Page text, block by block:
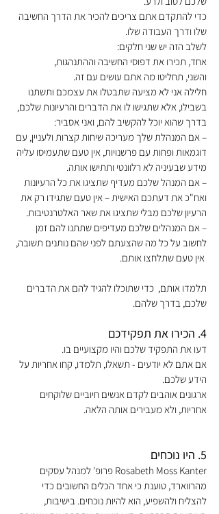
כדי להתקדם אתם צריכים להכיר את הדרך החשיבה
שלו ודרך העבודה שלו.
לשלב הזה יש שני חלקים:
אחד, תכירו את דפוסי החשיבה וההתנהגות,
והשני, תחליטו מה אתם עושים עם זה.
חלילה אני לא מציעה שתבטלו את עצמכם ותשתנו
בשבילו, אלא שתגישו לו את הדברים והרעיונות שלכם,
בדרך שהוא יוכל להקשיב להם, ואני אסביר:
– אם המנהלת שלך מעריכה שיחות קצרות ולעניין, עם
דוגמאות ופחות עם פרשנויות, אין טעם שתעמיסו עליה
מידע שבעיניה לא רלוונטי ותתישו אותה.
– אם המנהל שלכם מעדיף שתציגו את כל הרעיונות
ואח"כ את דעתכם האישית – אין טעם שתגידו רק את
הרעיון שלכם מבלי שתציגו את שאר האלטרנטיבות.
– אם המנהלים שלכם מעדיפים שתתנו להם זמן
לחשוב על כל מה שהצעתם לפני שהם נותנים תשובה,
אין טעם שתלחצו אותם.
תלמדו אותם,  כדי שתוכלו להגיד להם את הדברים
שלכם, בדרך שלהם.
4. הכירו את תפקידכם
דעו את התפקיד שלכם והיו מקצועיים בו.
אם אתם לא יודעים - תשאלו, תלמדו, קחו אחריות על
הידע שלכם.
ארגונים אוהבים לקדם אנשים חיוביים שלוקחים
אחריות, ולא מעבירים אותה הלאה.
5. היו נוכחים
Rosabeth Moss Kanter פרופ' למנהל עסקים
מהרווארד, טוענת כי אחד הכלים החשובים כדי
להצליח ולהשפיע, הוא להיות נוכחים. בישיבות,